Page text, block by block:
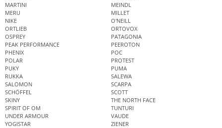
MARTINI
MEINDL
MERU
MILLET
NIKE
O'NEILL
ORTLIEB
ORTOVOX
OSPREY
PATAGONIA
PEAK PERFORMANCE
PEEROTON
PHENIX
POC
POLAR
PROTEST
PUKY
PUMA
RUKKA
SALEWA
SALOMON
SCARPA
SCHÖFFEL
SCOTT
SKINY
THE NORTH FACE
SPIRIT OF OM
TUNTURI
UNDER ARMOUR
VAUDE
YOGISTAR
ZIENER